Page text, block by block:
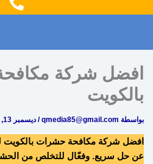
o
r
افضل شركة
بالكويت
بواسطة qmedia85@gmail.com
/ ديسمبر 13, 2025
افضل شركة مكافحة حشرات بالكويت
عن حل سريع. وفعّال للتخلص من